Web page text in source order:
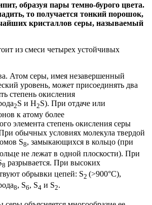
образуя пары темно-бурого цвета.
то получается тонкий порошок,
кристаллов серы, называемый
из смеси четырех устойчивых
Атом серы, имея незавершенный
уровень, может присоединять два
степень окисления
2S и H2S). При отдаче или
к атому более
элемента степень окисления серы
обычных условиях молекула твердой
S8, замыкающихся в кольцо (при
не лежат в одной плоскости). При
8 разрывается. При высоких
обрывки цепей: S2 (>900°С),
8, S6, S4 и S2.